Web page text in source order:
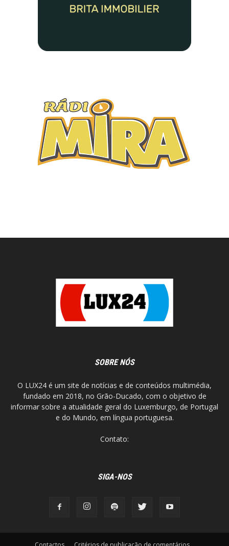
SOBRE NÓS
O LUX24 é um site de notícias e de conteúdos multimédia,
fundado em 2018, no Grão-Ducado, com o objetivo de
informar sobre a atualidade geral do Luxemburgo, de Portugal
e do Mundo, em língua portuguesa.
Contato:
SIGA-NOS